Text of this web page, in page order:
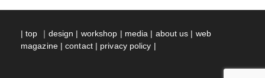
|top ｜ design | workshop | media | about us | web
magazine|contact | privacy policy |